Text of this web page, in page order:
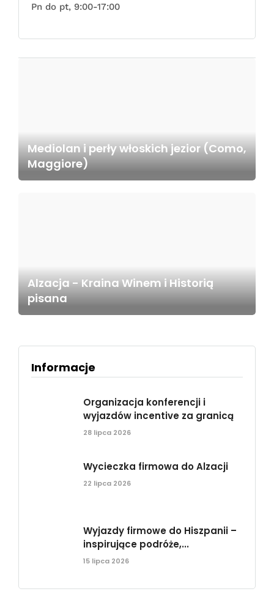
Pn do pt, 9:00-17:00
Mediolan i perły włoskich jezior (Como,
Maggiore)
Alzacja - Kraina Winem i Historią
pisana
Informacje
Organizacja konferencji i
wyjazdów incentive za granicą
28 lipca 2026
Wycieczka firmowa do Alzacji
22 lipca 2026
Wyjazdy firmowe do Hiszpanii –
inspirujące podróże,...
15 lipca 2026